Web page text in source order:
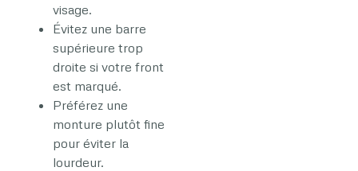
visage.
Évitez une barre
supérieure trop
droite si votre front
est marqué.
Préférez une
monture plutôt fine
pour éviter la
lourdeur.